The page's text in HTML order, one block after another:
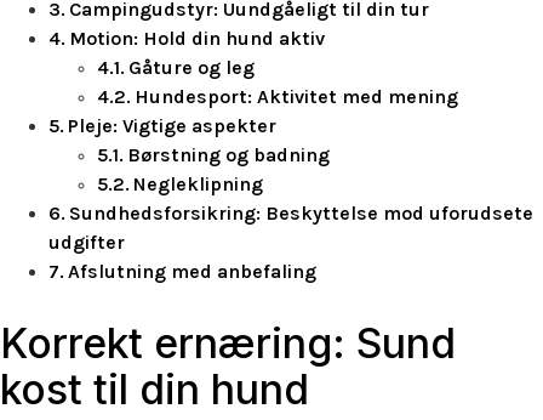
Campingudstyr: Uundgåeligt til din tur
Motion: Hold din hund aktiv
Gåture og leg
Hundesport: Aktivitet med mening
Pleje: Vigtige aspekter
Børstning og badning
Negleklipning
Sundhedsforsikring: Beskyttelse mod uforudsete
udgifter
Afslutning med anbefaling
Korrekt ernæring: Sund
kost til din hund